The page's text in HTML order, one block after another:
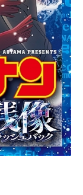
ルトリィ：大
理恵カルラ：
華也ヌワン
監督：小林智
洲誠キャラク
プロップデ
督：加藤賢
枝撮影監督：
田川進アニメ